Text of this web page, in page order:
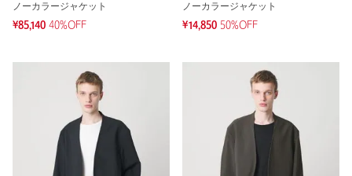
ノーカラージャケット
¥85,140 40%OFF
ノーカラージャケット
¥14,850 50%OFF